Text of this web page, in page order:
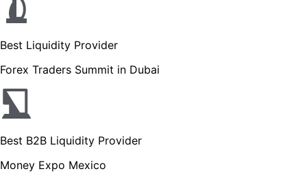
Best Liquidity Provider
Forex Traders Summit in Dubai
Best B2B Liquidity Provider
Money Expo Mexico